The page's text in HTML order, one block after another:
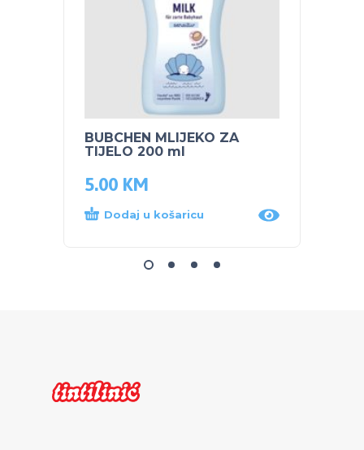
BUBCHEN MLIJEKO ZA
TIJELO 200 ml
5.00 KM
Dodaj u košaricu